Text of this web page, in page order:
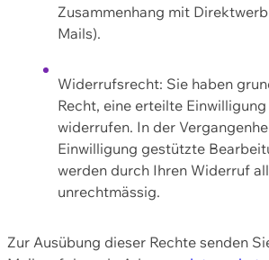
Zusammenhang mit
Mails).
Widerrufsrecht: Sie haben
Recht, eine erteilte
widerrufen. In der
Einwilligung gestützte
werden durch Ihren Widerruf
unrechtmässig.
Zur Ausübung dieser Rechte senden